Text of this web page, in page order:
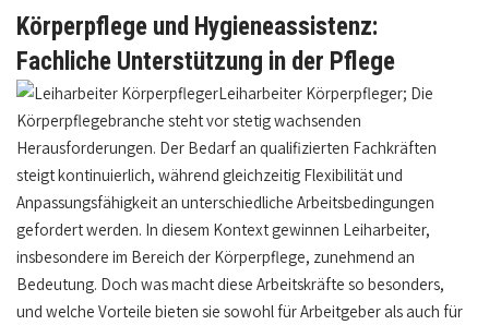
Körperpflege und Hygieneassistenz:
Fachliche Unterstützung in der Pflege
Leiharbeiter Körperpfleger; Die
Körperpflegebranche steht vor stetig wachsenden
Herausforderungen. Der Bedarf an qualifizierten Fachkräften
steigt kontinuierlich, während gleichzeitig Flexibilität und
Anpassungsfähigkeit an unterschiedliche Arbeitsbedingungen
gefordert werden. In diesem Kontext gewinnen Leiharbeiter,
insbesondere im Bereich der Körperpflege, zunehmend an
Bedeutung. Doch was macht diese Arbeitskräfte so besonders,
und welche Vorteile bieten sie sowohl für Arbeitgeber als auch für